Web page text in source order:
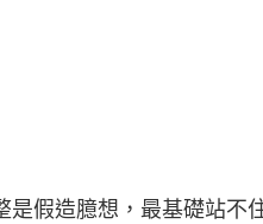
是假造臆想，最基礎站不